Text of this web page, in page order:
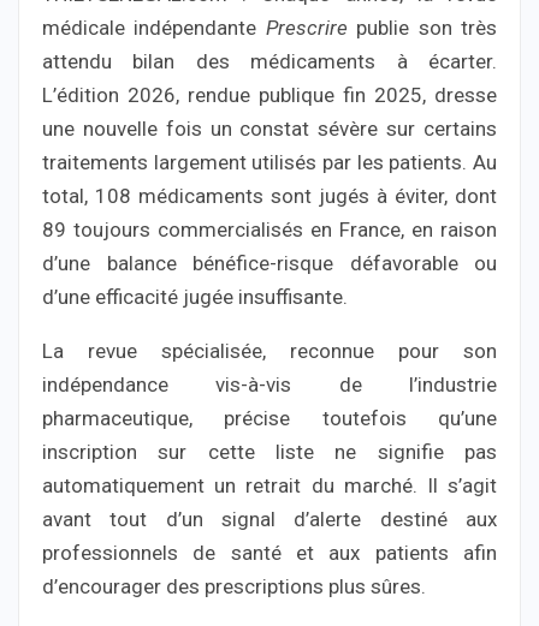
médicale indépendante Prescrire publie son très
attendu bilan des médicaments à écarter.
L’édition 2026, rendue publique fin 2025, dresse
une nouvelle fois un constat sévère sur certains
traitements largement utilisés par les patients. Au
total, 108 médicaments sont jugés à éviter, dont
89 toujours commercialisés en France, en raison
d’une balance bénéfice-risque défavorable ou
d’une efficacité jugée insuffisante.
La revue spécialisée, reconnue pour son
indépendance vis-à-vis de l’industrie
pharmaceutique, précise toutefois qu’une
inscription sur cette liste ne signifie pas
automatiquement un retrait du marché. Il s’agit
avant tout d’un signal d’alerte destiné aux
professionnels de santé et aux patients afin
d’encourager des prescriptions plus sûres.